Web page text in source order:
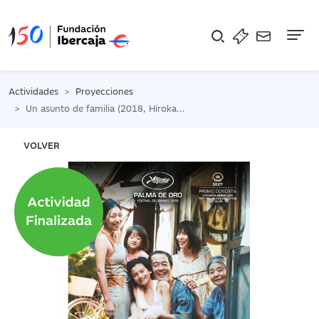
Actividades
Proyecciones
Un asunto de familia (2018, Hirokazu Koreeda). Ciclo de Cine Fundación Ibercaja
VOLVER